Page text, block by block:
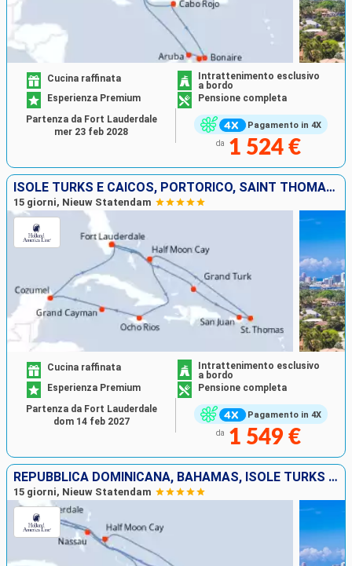
Pagamento in 4X
Cucina raffinata
Intrattenimento esclusivo
a bordo
Esperienza Premium
Pensione completa
da 1 524 €
Partenza da Fort Lauderdale
mer 23 feb 2028
ISOLE TURKS E CAICOS, PORTORICO, SAINT THOMAS, STATI UNITI, BAHAMAS, GIAMAICA, ISOLE CAYMAN, MESSICO
15 giorni, Nieuw Statendam
Pagamento in 4X
Cucina raffinata
Intrattenimento esclusivo
a bordo
Esperienza Premium
Pensione completa
da 1 549 €
Partenza da Fort Lauderdale
dom 14 feb 2027
REPUBBLICA DOMINICANA, BAHAMAS, ISOLE TURKS E CAICOS, PORTORICO, SAINT THOMAS, STATI UNITI
15 giorni, Nieuw Statendam